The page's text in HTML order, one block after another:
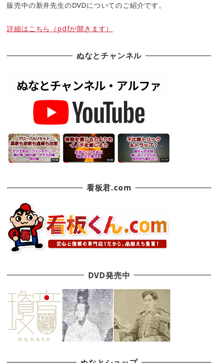
販売中の新井先生のDVDについてのご紹介です。
詳細はこちら（pdfが開きます）
ぬなとチャンネル
看板君.com
DVD発売中